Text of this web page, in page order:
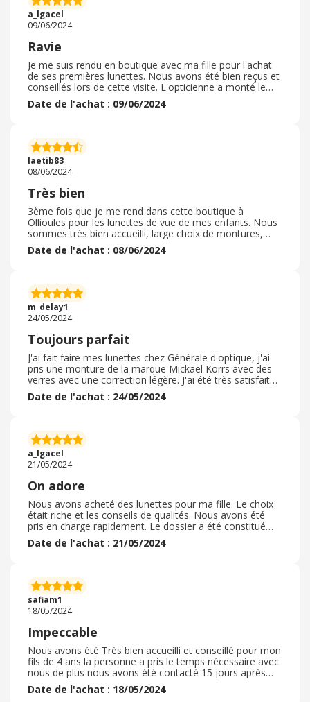
obtenu grâce à mon achat. Je recommande sans hésiter
général d'optique
a_lgacel
09/06/2024
Ravie
Je me suis rendu en boutique avec ma fille pour l'achat
de ses premières lunettes. Nous avons été bien reçus et
conseillés lors de cette visite. L'opticienne a monté le
dossier très rapidement auprès de la mutuelle nous
permettant d'avoir un devis immédiatement et de valider
offre une garantie cassé pour les enfants qui est
rassurant. Les lunettes ont été reçus rapidement en
boutique. Nous les avons récupéré sans difficulté grâce
au système de rendez vous.
Date de l'achat : 09/06/2024
laetib83
08/06/2024
Très bien
3ème fois que je me rend dans cette boutique à
Ollioules pour les lunettes de vue de mes enfants. Nous
sommes très bien accueilli, large choix de montures,
pour tous les budgets. Service après vente au top après
que mon fils est cassé ses lunettes ils me les ont changé
pout savoir si tous va bien. Vraiment top Et les vendeurs
vendeuses très aimables. je recommande vivement la
boutique de carrefour ollioules.
Date de l'achat : 08/06/2024
m_delay1
24/05/2024
Toujours parfait
J'ai fait faire mes lunettes chez Générale d'optique, j'ai
pris une monture de la marque Mickael Korrs avec des
verres avec une correction légère. J'ai été très satisfaite
de l'accueil, personnel très à l'écoute et de bons
conseils. Et surtout très arrangeants car ils proposent
pas grand-chose. J'ai l'habitude de faire faire mes
lunettes chez eux, je suis toujours très satisfaite et je
continuerai sûrement à aller chez eux.
Date de l'achat : 24/05/2024
a_lgacel
21/05/2024
On adore
Nous avons acheté des lunettes pour ma fille. Le choix
était riche et les conseils de qualités. Nous avons été
pris en charge rapidement. Le dossier a été constitué
avec rigueur et efficacité. Nous avons eu une réponse
presque immédiatement de la mutuelle ce qui nous a
rapide grâce au système de rendez vous. Ma fille est
ravie. Nous nous sommes rassuré de l'assurance qui
accompagne l'achat en cas de cassé, idéal pour des
enfants
Date de l'achat : 21/05/2024
safiam1
18/05/2024
Impeccable
Nous avons été Très bien accueilli et conseillé pour mon
fils de 4 ans la personne a pris le temps nécessaire avec
nous de plus nous avons été contacté 15 jours après
pour voir si mon fils s’était bien habitué à ses lunettes ou
s’il y avait un souci quelconque je trouve cette démarche
Date de l'achat : 18/05/2024